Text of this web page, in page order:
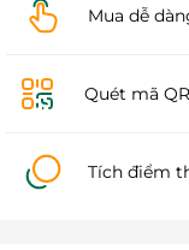
Mua dễ
Quét mã
Tích điểm